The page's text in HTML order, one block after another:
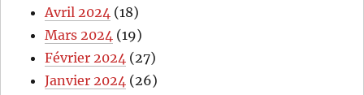
Avril 2024 (18)
Mars 2024 (19)
Février 2024 (27)
Janvier 2024 (26)